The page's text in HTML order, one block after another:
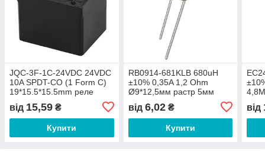
JQC-3F-1C-24VDC 24VDC
10A SPDT-CO (1 Form C)
19*15.5*15.5mm реле
від 15,59 ₴
Купити
RB0914-681KLB 680uH
±10% 0,35A 1,2 Ohm
Ø9*12,5мм растр 5мм
дросель вивідний силовий
дротяний
від 6,02₴
Купити
від